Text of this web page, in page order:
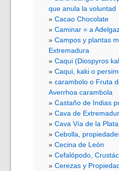
que anula la voluntad
Cacao Chocolate
Caminar = a
Campos y plantas
Extremadura
Caqui (Diospyros
Caqui, kaki o
carambolo o Fruta
Averrhoa carambola
Castaño de Indias
Cava de
Cava Vía de la Plata
Cebolla,
Cecina de León
Cefalópodo,
Cerezas y